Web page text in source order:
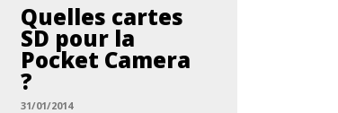
Quelles cartes
SD pour la
Pocket Camera
?
31/01/2014